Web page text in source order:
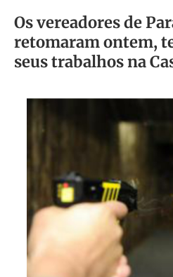
Os vereadores de
retomaram ontem,
seus trabalhos na